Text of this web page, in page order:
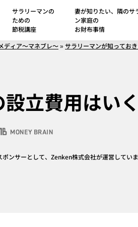
サラリーマンの
ための
節税講座
妻が知りたい、隣のサ
ン家庭の
お財布事情
ディア～マネブレ～»サラリーマンが知ってお
立費用はい
ンサーとして、Zenken株式会社が運営していま